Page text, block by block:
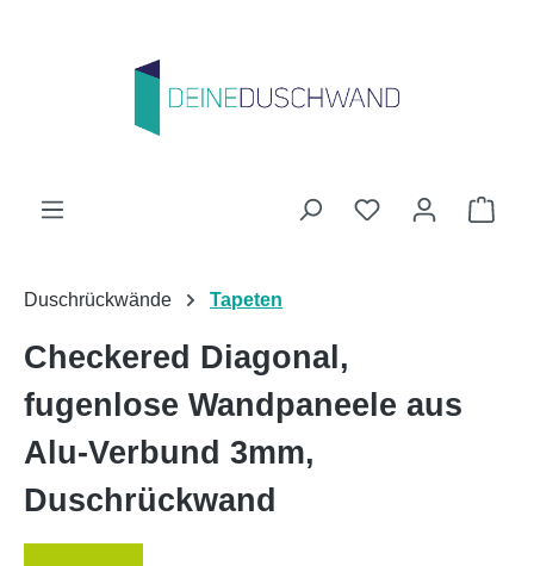
Du hast 0
Duschrückwände Tapeten
Checkered Diagonal,
fugenlose Wandpaneele aus
Alu-Verbund 3mm,
Duschrückwand